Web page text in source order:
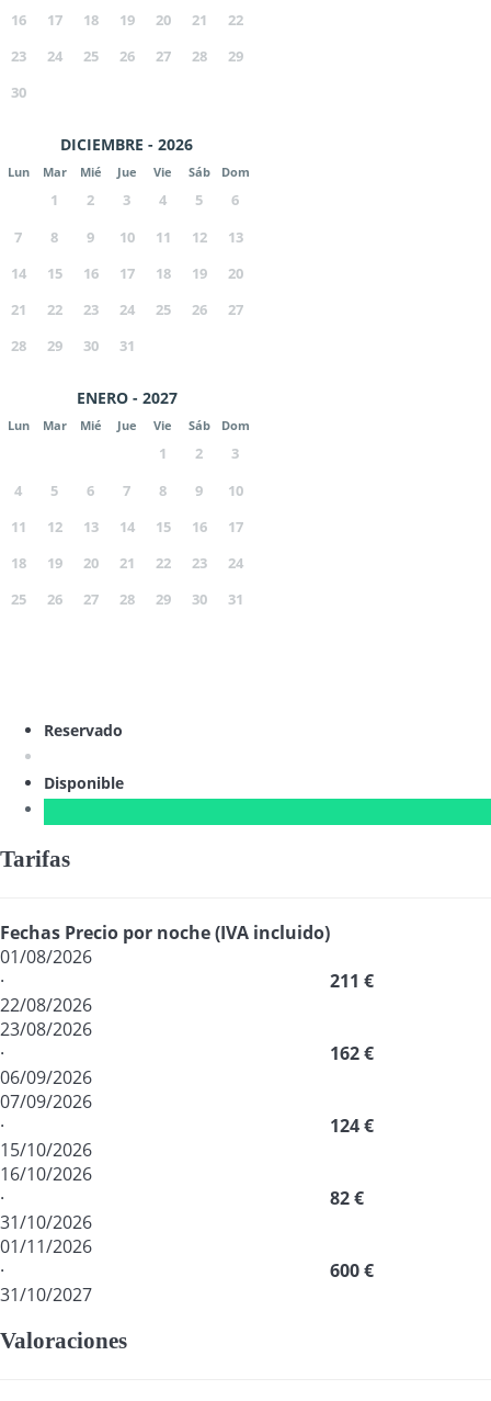
16 17 18 19 20 21
22
23
24 25 26 27 28
29
30
DICIEMBRE - 2026
Lun Mar Mié Jue Vie Sáb Dom
1 2 3 4 5
6
7
8 9 10 11 12
13
14
15 16 17 18 19
20
21
22 23 24 25 26
27
28
29 30 31
ENERO - 2027
Lun Mar Mié Jue Vie Sáb Dom
1 2
3
4
5 6 7 8 9
10
11
12 13 14 15 16
17
18
19 20 21 22 23
24
25
26 27 28 29 30 31
Reservado
Disponible
Tarifas
Fechas Precio por noche (IVA incluido)
01/08/2026
·
22/08/2026
211 €
23/08/2026
·
06/09/2026
162 €
07/09/2026
·
15/10/2026
124 €
16/10/2026
·
31/10/2026
82 €
01/11/2026
·
31/10/2027
600 €
Valoraciones